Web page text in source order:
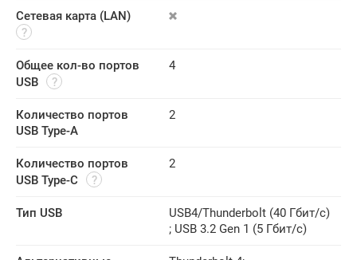
Сетевая карта (LAN)
Общее кол-во портов
USB
4
Количество портов
USB Type-A
2
Количество портов
USB Type-C
2
Тип USB
USB4/Thunderbolt (40 Гбит/с)
; USB 3.2 Gen 1 (5 Гбит/с)